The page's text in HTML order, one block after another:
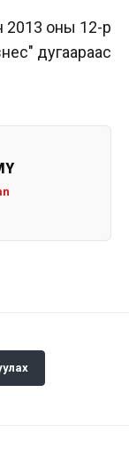
2013 оны 12-р
дугаараас